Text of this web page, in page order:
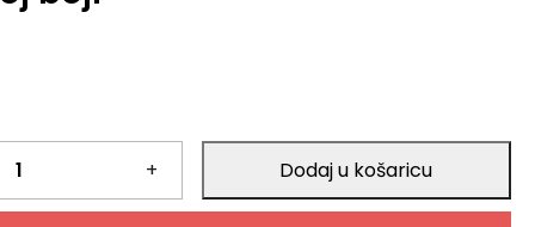
+ Dodaj u košaricu